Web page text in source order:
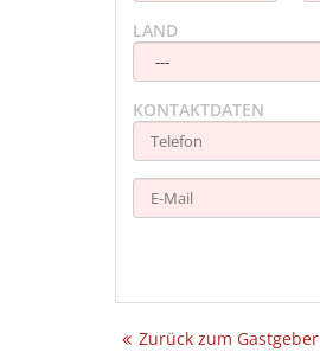
LAND
KONTAKTDATEN
Zurück zum Gastgeber